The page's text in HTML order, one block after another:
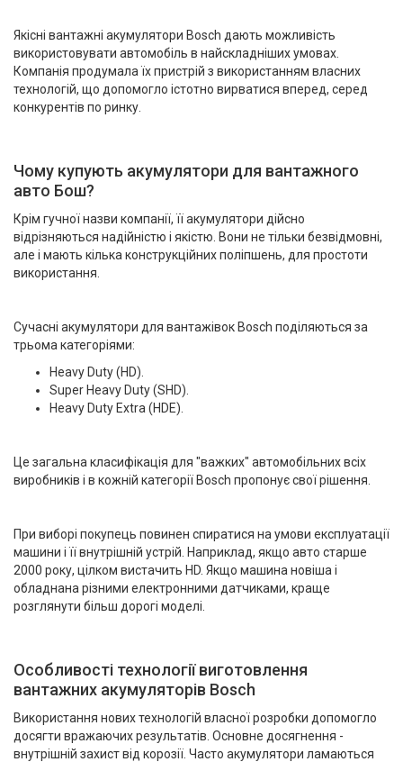
Якісні вантажні акумулятори Bosch дають можливість
використовувати автомобіль в найскладніших умовах.
Компанія продумала їх пристрій з використанням власних
технологій, що допомогло істотно вирватися вперед, серед
конкурентів по ринку.
Чому купують акумулятори для вантажного
авто Бош?
Крім гучної назви компанії, її акумулятори дійсно
відрізняються надійністю і якістю. Вони не тільки безвідмовні,
але і мають кілька конструкційних поліпшень, для простоти
використання.
Сучасні акумулятори для вантажівок Bosch поділяються за
трьома категоріями:
Heavy Duty (HD).
Super Heavy Duty (SHD).
Heavy Duty Extra (HDE).
Це загальна класифікація для "важких" автомобільних всіх
виробників і в кожній категорії Bosch пропонує свої рішення.
При виборі покупець повинен спиратися на умови експлуатації
машини і її внутрішній устрій. Наприклад, якщо авто старше
2000 року, цілком вистачить HD. Якщо машина новіша і
обладнана різними електронними датчиками, краще
розглянути більш дорогі моделі.
Особливості технології виготовлення
вантажних акумуляторів Bosch
Використання нових технологій власної розробки допомогло
досягти вражаючих результатів. Основне досягнення -
внутрішній захист від корозії. Часто акумулятори ламаються